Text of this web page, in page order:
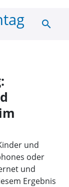
search
und
oder
und
Ergebnis